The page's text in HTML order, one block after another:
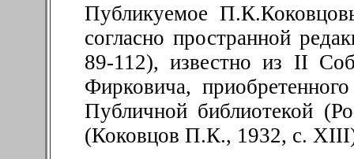
Публикуемое
согласно пространной
89-112), известно из II
Фирковича,
Публичной библиотекой
(Коковцов П.К., 1932, с.